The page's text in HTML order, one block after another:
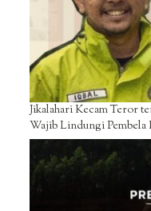
Jikalahari Kecam Teror
Wajib Lindungi